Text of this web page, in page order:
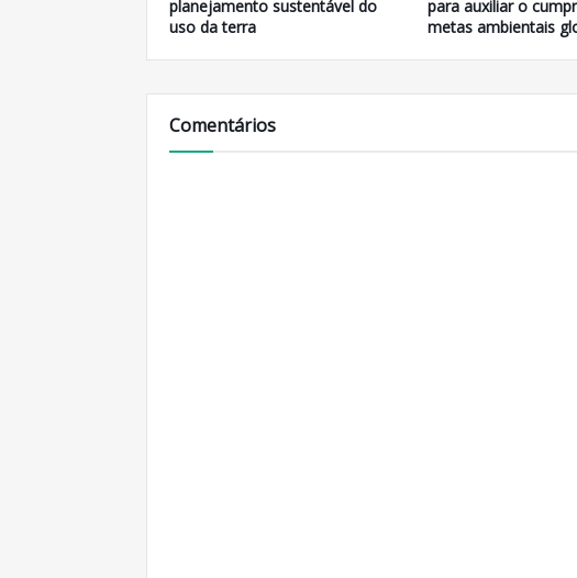
planejamento sustentável do
uso da terra
para auxiliar o
metas ambientais
Comentários